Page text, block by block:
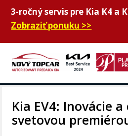
3-ročný servis pre Kia K4 a
Zobraziť ponuku >>
Kia EV4: Inovácie
svetovou